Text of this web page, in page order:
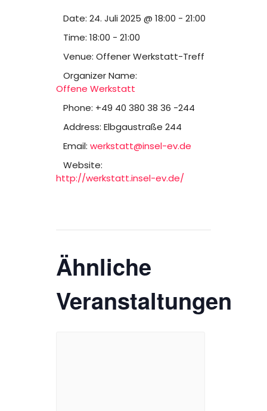
Date: 24. Juli 2025 @ 18:00 - 21:00
Time: 18:00 - 21:00
Venue: Offener Werkstatt-Treff
Organizer Name:
Offene Werkstatt
Phone: +49 40 380 38 36 -244
Address: Elbgaustraße 244
Email: werkstatt@insel-ev.de
Website:
http://werkstatt.insel-ev.de/
Ähnliche
Veranstaltungen